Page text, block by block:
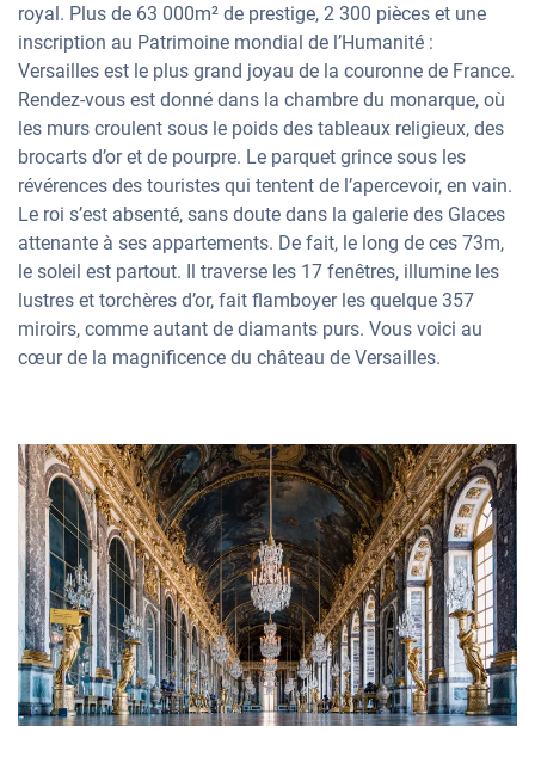
royal. Plus de 63 000m² de prestige, 2 300 pièces et une
inscription au Patrimoine mondial de l’Humanité :
Versailles est le plus grand joyau de la couronne de France.
Rendez-vous est donné dans la chambre du monarque, où
les murs croulent sous le poids des tableaux religieux, des
brocarts d’or et de pourpre. Le parquet grince sous les
révérences des touristes qui tentent de l’apercevoir, en vain.
Le roi s’est absenté, sans doute dans la galerie des Glaces
attenante à ses appartements. De fait, le long de ces 73m,
le soleil est partout. Il traverse les 17 fenêtres, illumine les
lustres et torchères d’or, fait flamboyer les quelque 357
miroirs, comme autant de diamants purs. Vous voici au
cœur de la magnificence du château de Versailles.